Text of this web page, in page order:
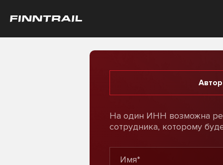
На один ИНН возможна
сотрудника, которому